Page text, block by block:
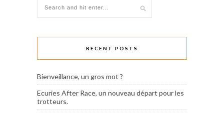
RECENT POSTS
Bienveillance, un gros mot ?
Ecuries After Race, un nouveau départ pour les
trotteurs.